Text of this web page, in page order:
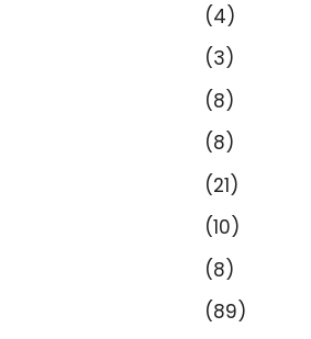
(4)
(3)
(8)
(8)
(21)
(10)
(8)
(89)